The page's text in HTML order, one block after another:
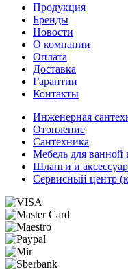
Продукция
Бренды
Новости
О компании
Оплата
Доставка
Гарантии
Контакты
Инженерная
Отопление
Сантехника
Мебель для ванной
Шланги и
Сервисный центр